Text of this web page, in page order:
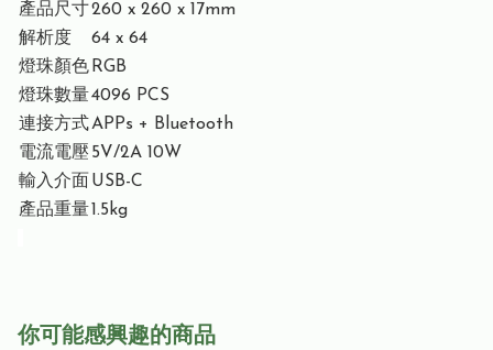
產品尺寸260 x 260 x 17mm
解析度
64 x 64
燈珠顏色RGB
燈珠數量4096 PCS
連接方式APPs + Bluetooth
電流電壓 5V/2A 10W
輸入介面 USB-C
產品重量1.5kg
你可能感興趣的商品